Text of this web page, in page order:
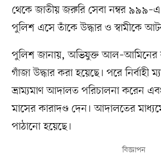
থেকে জাতীয় জরুরি সেবা নম্বর
পুলিশ এসে তাঁকে উদ্ধার ও স্বামীকে
পুলিশ জানায়, অভিযুক্ত আল–আমিনের
গাঁজা উদ্ধার করা হয়েছে। পরে নির্বাহী
ভ্রাম্যমাণ আদালত পরিচালনা করেন
মাসের কারাদণ্ড দেন। আদালতের
পাঠানো হয়েছে।